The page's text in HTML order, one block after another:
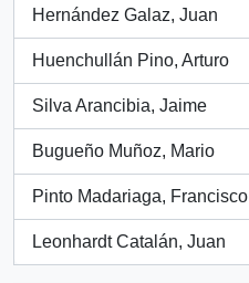
Hernández Galaz, Juan
, 5 resultados
Huenchullán Pino, Arturo
, 3 resultados
Silva Arancibia, Jaime
, 3 resultados
Bugueño Muñoz, Mario
, 2 resultados
Pinto Madariaga, Francisco
, 2 resultados
Leonhardt Catalán, Juan
, 2 resultados